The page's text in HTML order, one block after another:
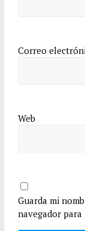
Correo
Web
Guarda mi
navegador